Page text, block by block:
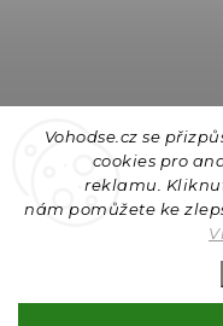
Vohodse.cz se
cookies pro
reklamu.
nám pomůžete ke
Sledovat na
Copyright 2026